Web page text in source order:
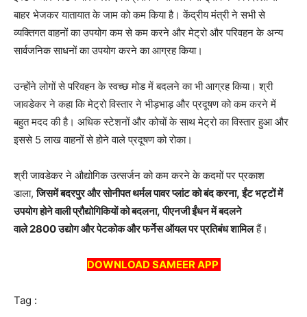
बाहर भेजकर यातायात के जाम को कम किया है। केंद्रीय मंत्री ने सभी से
व्यक्तिगत वाहनों का उपयोग कम से कम करने और मेट्रो और परिवहन के अन्य
सार्वजनिक साधनों का उपयोग करने का आग्रह किया।
उन्होंने लोगों से परिवहन के स्वच्छ मोड में बदलने का भी आग्रह किया। श्री
जावडेकर ने कहा कि मेट्रो विस्तार ने भीड़भाड़ और प्रदूषण को कम करने में
बहुत मदद की है। अधिक स्टेशनों और कोचों के साथ मेट्रो का विस्तार हुआ और
इससे 5 लाख वाहनों से होने वाले प्रदूषण को रोका।
श्री जावडेकर ने औद्योगिक उत्सर्जन को कम करने के कदमों पर प्रकाश
डाला,जिसमें बदरपुर और सोनीपत थर्मल पावर प्लांट को बंद करना, ईंट भट्टों में
उपयोग होने वाली प्रौद्योगिकियों को बदलना, पीएनजी ईंधन में बदलने
वाले 2800 उद्योग और पेटकोक और फर्नेस ऑयल पर प्रतिबंध शामिलहैं।
DOWNLOAD SAMEER APP
Tag :